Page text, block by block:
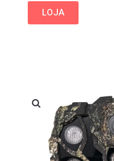
LOJA